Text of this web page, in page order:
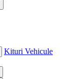
Kituri Vehicule